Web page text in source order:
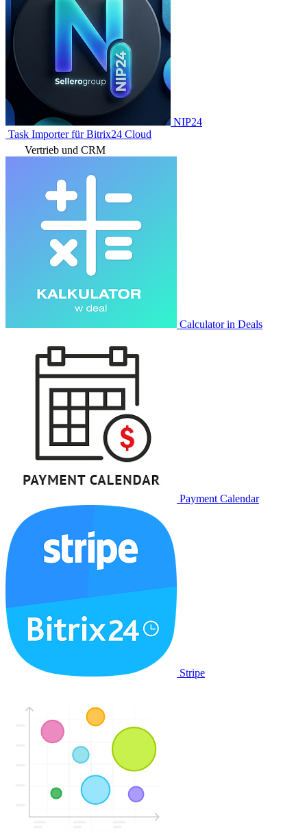
NIP24
Task Importer für Bitrix24 Cloud
Vertrieb und CRM
Calculator in Deals
Payment Calendar
Stripe